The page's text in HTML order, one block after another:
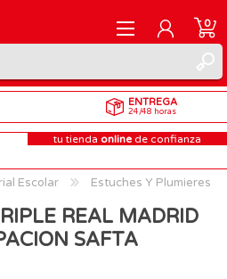
REGISTRARME
INICIAR SESIÓN
0
ENTREGA
24/48 horas
tu tienda online de confianza
Escolar Estuches Y Plumieres
REAL MADRID
SAFTA